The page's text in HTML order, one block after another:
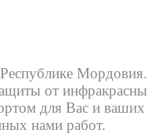
от
для Вас и
нами работ.